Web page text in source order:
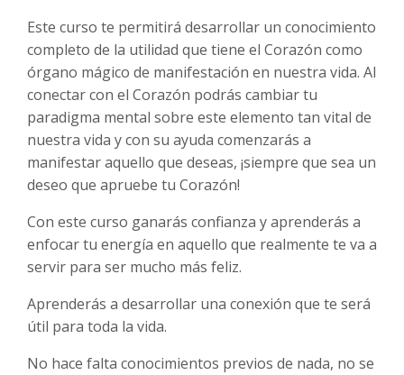
Este curso te permitirá desarrollar un conocimiento
completo de la utilidad que tiene el Corazón como
órgano mágico de manifestación en nuestra vida. Al
conectar con el Corazón podrás cambiar tu
paradigma mental sobre este elemento tan vital de
nuestra vida y con su ayuda comenzarás a
manifestar aquello que deseas, ¡siempre que sea un
deseo que apruebe tu Corazón!
Con este curso ganarás confianza y aprenderás a
enfocar tu energía en aquello que realmente te va a
servir para ser mucho más feliz.
Aprenderás a desarrollar una conexión que te será
útil para toda la vida.
No hace falta conocimientos previos de nada, no se